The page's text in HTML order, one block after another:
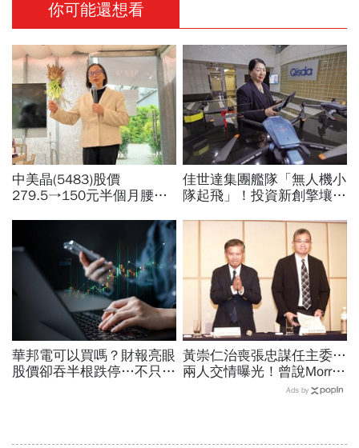
你可能還想看
中美晶(5483)股價
279.5→150元半個月腰
績、罕見抱屈自家股票：真
的被低估了
佳世達集團艦隊「無人機小
隊起飛」！投資新創擎壤、
兵：鎖定美日頂級客戶切入
華邦電可以買嗎？財報亮眼
股價卻吞半根跌停…不只外
黃崇仁治喪張忠謀任主委…
兩人交情曝光！曾說Morris
是老大：力積電能活都他幫
Ads by